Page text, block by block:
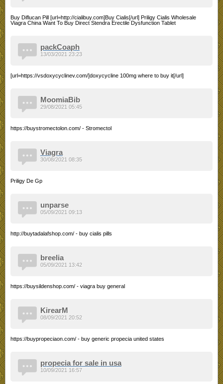
Buy Diflucan Pill [url=http://cialibuy.com]Buy Cialis[/url] Priligy Cialis Wholesale
Viagra China Want To Buy Direct Stendra Erectile Dysfunction Tablet
packCoaph
[url=https://vsdoxycyclinev.com/]doxycycline 100mg where to buy it[/url]
13/03/2021 23:23
MoomiaBib
https://buystromectolon.com/ - Stromectol
29/08/2021 05:45
Viagra
Priligy De Gp
30/08/2021 08:35
unparse
http://buytadalafshop.com/ - buy cialis pills
05/09/2021 09:13
breelia
https://buysildenshop.com/ - viagra buy general
05/09/2021 13:42
KirearM
https://buypropeciaon.com/ - buy generic propecia united states
08/09/2021 20:52
propecia for sale in usa
10/09/2021 16:57